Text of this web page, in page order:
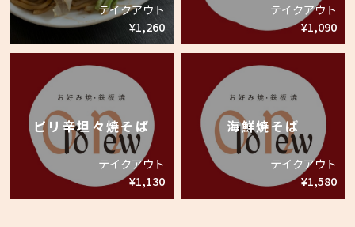
テイクアウト
¥1,260
テイクアウト
¥1,090
ピリ辛坦々焼そば
テイクアウト
¥1,130
海鮮焼そば
テイクアウト
¥1,580